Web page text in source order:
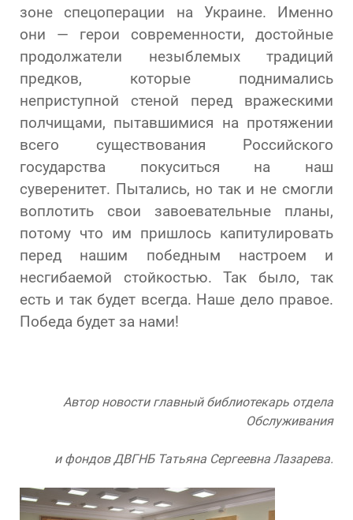
зоне спецоперации на Украине. Именно
они — герои современности, достойные
продолжатели незыблемых традиций
предков, которые поднимались
неприступной стеной перед вражескими
полчищами, пытавшимися на протяжении
всего существования Российского
государства покуситься на наш
суверенитет. Пытались, но так и не смогли
воплотить свои завоевательные планы,
потому что им пришлось капитулировать
перед нашим победным настроем и
несгибаемой стойкостью. Так было, так
есть и так будет всегда. Наше дело правое.
Победа будет за нами!
Автор новости главный библиотекарь отдела
Обслуживания
и фондов ДВГНБ Татьяна Сергеевна Лазарева.